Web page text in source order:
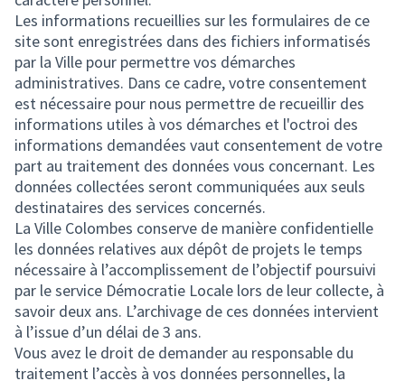
Les informations recueillies sur les formulaires de ce
site sont enregistrées dans des fichiers informatisés
par la Ville pour permettre vos démarches
administratives. Dans ce cadre, votre consentement
est nécessaire pour nous permettre de recueillir des
informations utiles à vos démarches et l'octroi des
informations demandées vaut consentement de votre
part au traitement des données vous concernant. Les
données collectées seront communiquées aux seuls
destinataires des services concernés.
La Ville Colombes conserve de manière confidentielle
les données relatives aux dépôt de projets le temps
nécessaire à l’accomplissement de l’objectif poursuivi
par le service Démocratie Locale lors de leur collecte, à
savoir deux ans. L’archivage de ces données intervient
à l’issue d’un délai de 3 ans.
Vous avez le droit de demander au responsable du
traitement l’accès à vos données personnelles, la